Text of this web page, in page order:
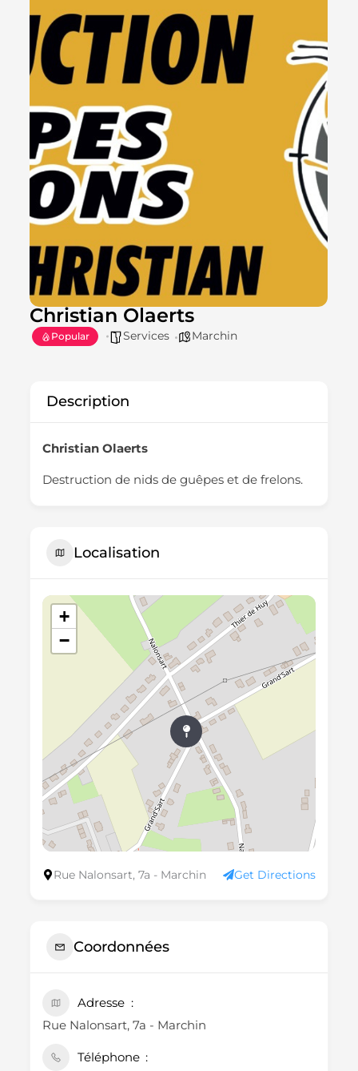
Christian Olaerts
Popular Services Marchin
Description
Christian Olaerts
Destruction de nids de guêpes et de frelons.
Localisation
+
−
Rue Nalonsart, 7a - Marchin Get Directions
Coordonnées
Adresse
Rue Nalonsart, 7a - Marchin
Téléphone